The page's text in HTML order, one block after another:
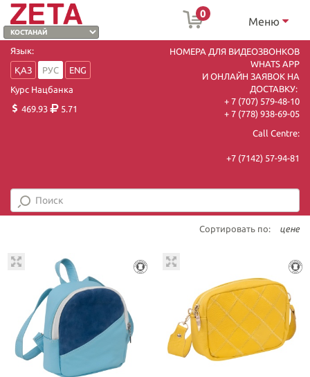
0
Меню
Язык:
ҚАЗ
РУС
ENG
Курс Нацбанка
469.93
5.71
НОМЕРА ДЛЯ ВИДЕОЗВОНКОВ
WHATS APP
И ОНЛАЙН ЗАЯВОК НА
ДОСТАВКУ:
+ 7 (707) 579-48-10
+ 7 (778) 938-69-05
Call Centre:
+7 (7142) 57-94-81
Сортировать по: цене